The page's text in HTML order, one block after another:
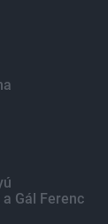
Gál Ferenc